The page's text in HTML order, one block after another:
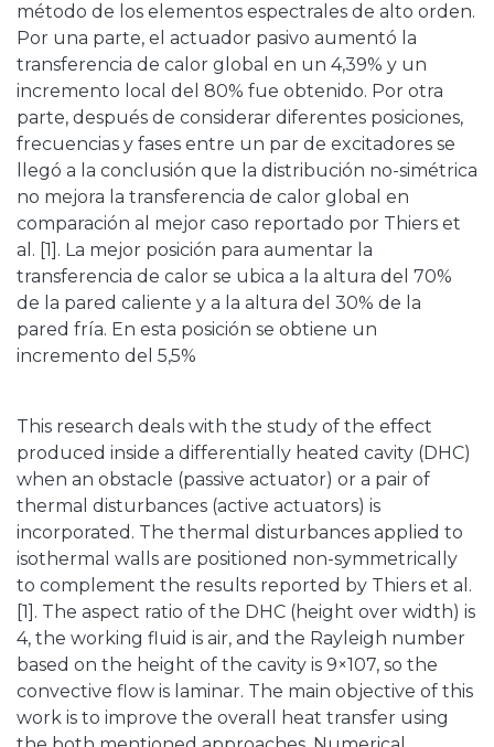
método de los elementos espectrales de alto orden.
Por una parte, el actuador pasivo aumentó la
transferencia de calor global en un 4,39% y un
incremento local del 80% fue obtenido. Por otra
parte, después de considerar diferentes posiciones,
frecuencias y fases entre un par de excitadores se
llegó a la conclusión que la distribución no-simétrica
no mejora la transferencia de calor global en
comparación al mejor caso reportado por Thiers et
al. [1]. La mejor posición para aumentar la
transferencia de calor se ubica a la altura del 70%
de la pared caliente y a la altura del 30% de la
pared fría. En esta posición se obtiene un
incremento del 5,5%
This research deals with the study of the effect
produced inside a differentially heated cavity (DHC)
when an obstacle (passive actuator) or a pair of
thermal disturbances (active actuators) is
incorporated. The thermal disturbances applied to
isothermal walls are positioned non-symmetrically
to complement the results reported by Thiers et al.
[1]. The aspect ratio of the DHC (height over width) is
4, the working fluid is air, and the Rayleigh number
based on the height of the cavity is 9×107, so the
convective flow is laminar. The main objective of this
work is to improve the overall heat transfer using